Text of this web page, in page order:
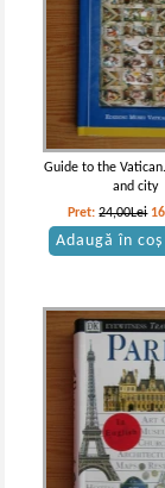
Guide to the
and city
Pret:24,00Lei
Adaugă în coș